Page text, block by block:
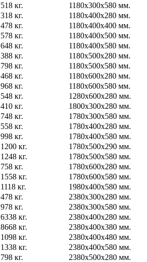
518 кг.
1180х300х580 мм.
318 кг.
1180х400х280 мм.
478 кг.
1180х400х400 мм.
578 кг.
1180х400х500 мм.
648 кг.
1180х400х580 мм.
388 кг.
1180х500х280 мм.
798 кг.
1180х500х580 мм.
468 кг.
1180х600х280 мм.
968 кг.
1180х600х580 мм.
548 кг.
1280х600х280 мм.
410 кг.
1800х300х280 мм.
748 кг.
1780х300х580 мм.
558 кг.
1780х400х280 мм.
998 кг.
1780х400х580 мм.
1200 кг.
1780х500х290 мм.
1248 кг.
1780х500х580 мм.
758 кг.
1780х600х280 мм.
1558 кг.
1780x600x580 мм.
1118 кг.
1980x400x580 мм.
478 кг.
2380х300х280 мм.
978 кг.
2380х300х580 мм.
6338 кг.
2380х400х280 мм.
8668 кг.
2380х400х380 мм.
1098 кг.
2380х400х480 мм.
1338 кг.
2380х400х580 мм.
798 кг.
2380х500х280 мм.